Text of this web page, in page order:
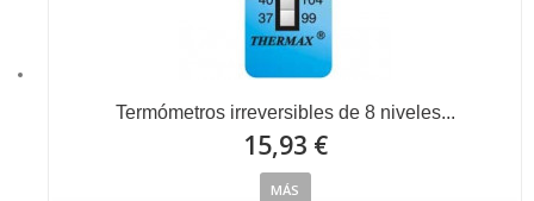
Termómetros irreversibles de 8 niveles...
15,93 €
MÁS